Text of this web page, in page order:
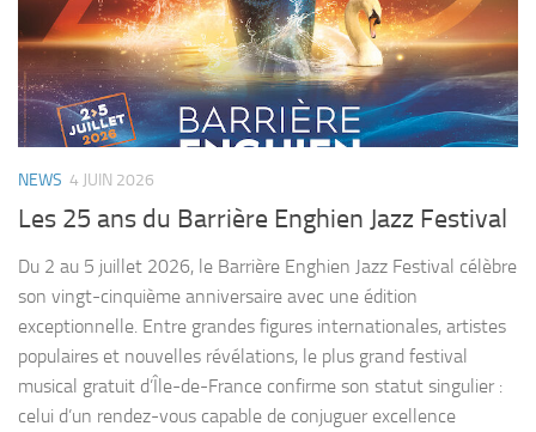
NEWS 4 JUIN 2026
Les 25 ans du Barrière Enghien Jazz Festival
Du 2 au 5 juillet 2026, le Barrière Enghien Jazz Festival célèbre
son vingt-cinquième anniversaire avec une édition
exceptionnelle. Entre grandes figures internationales, artistes
populaires et nouvelles révélations, le plus grand festival
musical gratuit d’Île-de-France confirme son statut singulier :
celui d’un rendez-vous capable de conjuguer excellence